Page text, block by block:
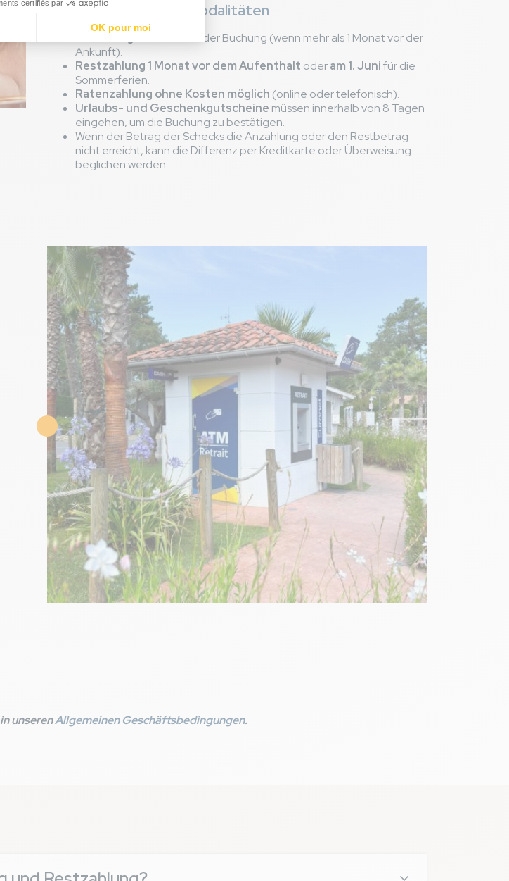
Allgemeine Zahlungsmodalitäten
Anzahlung von 25%
bei der Buchung (wenn mehr als 1 Monat vor der
Ankunft).
Restzahlung 1 Monat vor dem Aufenthalt oderam 1. Junifür die
Sommerferien.
Ratenzahlung ohne Kosten möglich (online oder telefonisch).
Urlaubs- und Geschenkgutscheine müssen innerhalb von 8 Tagen
eingehen, um die Buchung zu bestätigen.
Wenn der Betrag der Schecks die Anzahlung oder den Restbetrag
nicht erreicht, kann die Differenz per Kreditkarte oder Überweisung
beglichen werden.
Bild
unserenAllgemeinen Geschäftsbedingungen.